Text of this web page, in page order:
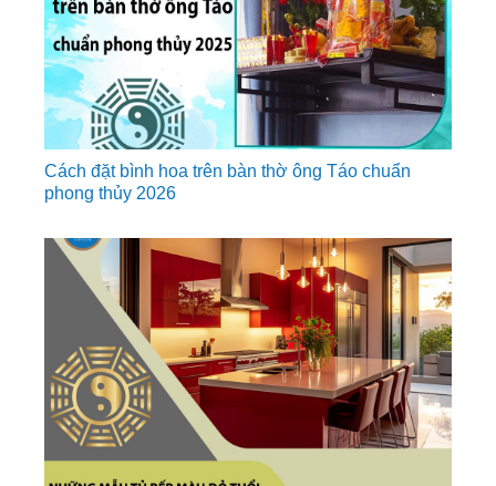
Cách đặt bình hoa trên bàn thờ ông Táo chuẩn
phong thủy 2026